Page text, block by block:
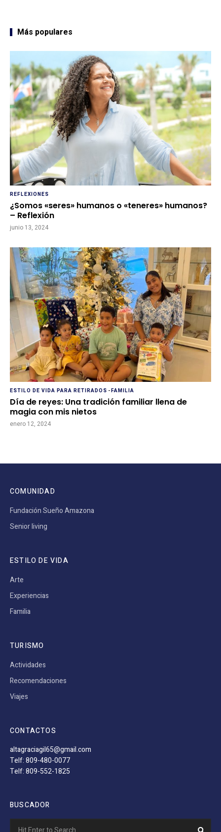
Más populares
REFLEXIONES
¿Somos «seres» humanos o «teneres» humanos?
– Reflexión
junio 13, 2024
ESTILO DE VIDA PARA RETIRADOS -FAMILIA
Día de reyes: Una tradición familiar llena de
magia con mis nietos
enero 12, 2024
COMUNIDAD
Fundación Sueño Amazona
Senior living
ESTILO DE VIDA
Arte
Experiencias
Familia
TURISMO
Actividades
Recomendaciones
Viajes
CONTACTOS
altagraciagil65@gmail.com
Telf: 809-480-0077
Telf: 809-552-1825
BUSCADOR